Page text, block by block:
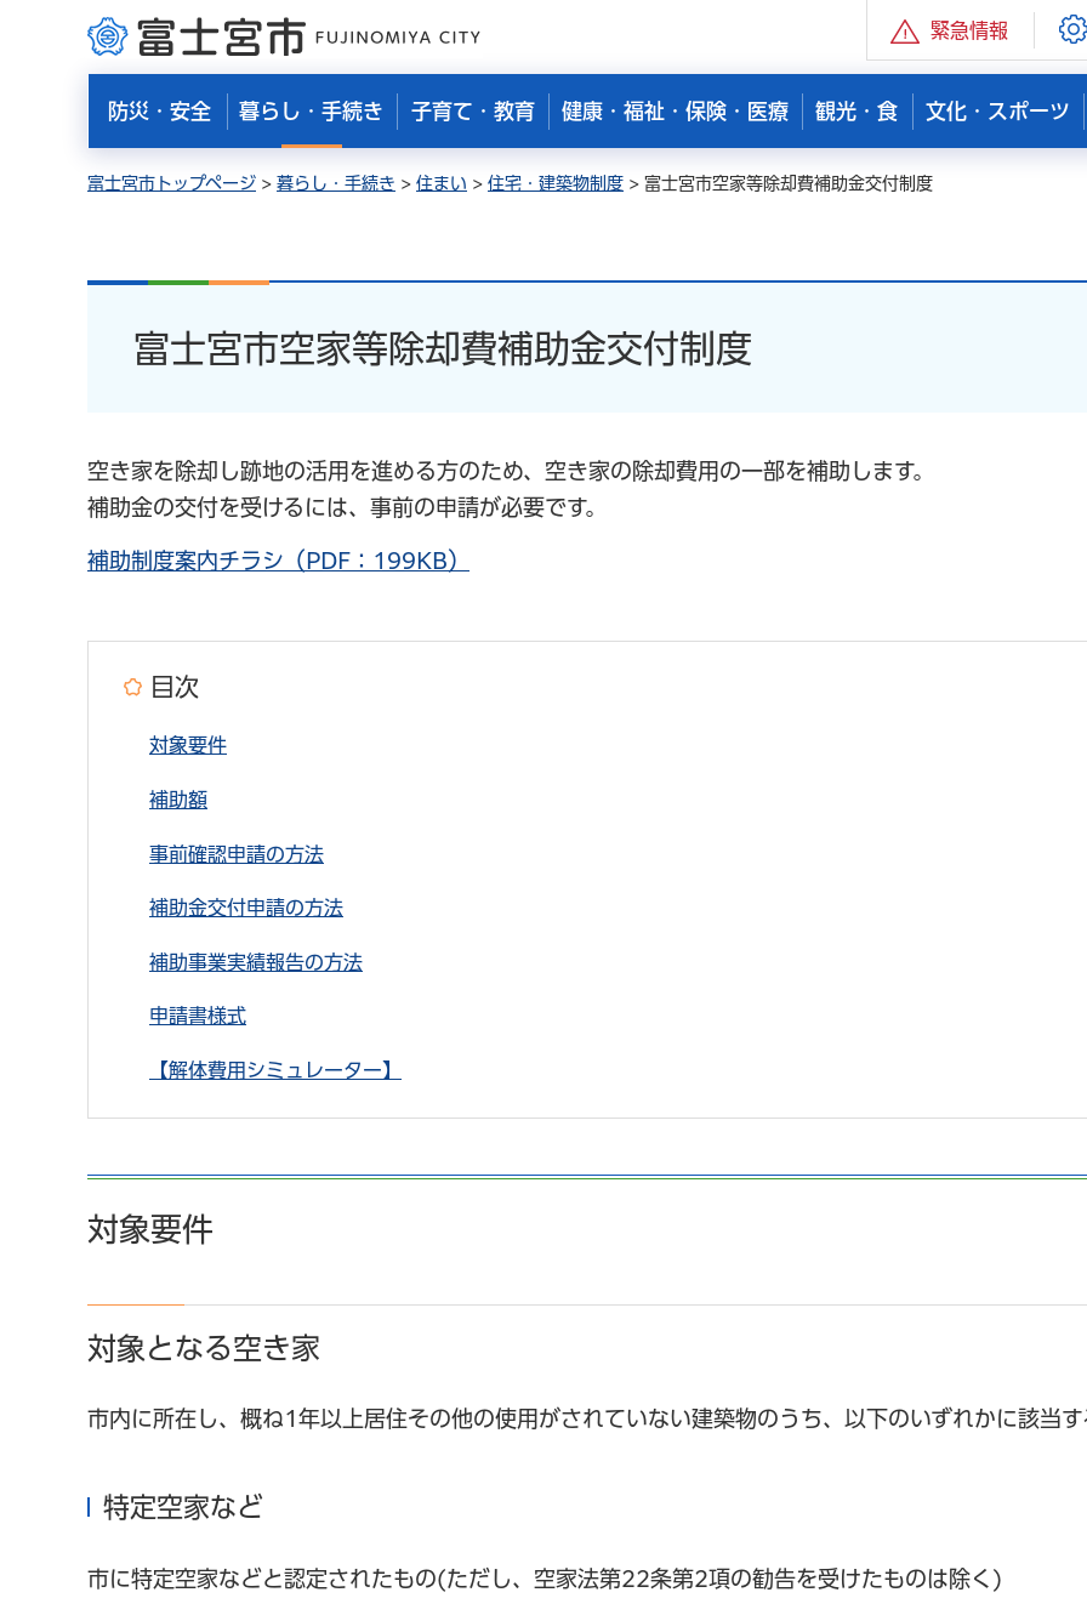
富士宮市 緊急情報
防災・安全 暮らし・手続き 子育て・教育 健康・福祉・保険・医療 観光・食 文化・スポーツ
富士宮市トップページ > 暮らし・手続き > 住まい > 住宅・建築物制度 > 富士宮市空家等除却費補助金交付制度
富士宮市空家等除却費補助金交付制度
空き家を除却し跡地の活用を進める方のため、空き家の除却費用の一部を補助します。
補助金の交付を受けるには、事前の申請が必要です。
補助制度案内チラシ（PDF：199KB）
目次
対象要件
補助額
事前確認申請の方法
補助金交付申請の方法
補助事業実績報告の方法
申請書様式
【解体費用シミュレーター】
対象要件
対象となる空き家
市内に所在し、概ね1年以上居住その他の使用がされていない建築物のうち、以下のいずれかに該当
特定空家など
市に特定空家などと認定されたもの(ただし、空家法第22条第2項の勧告を受けたものは除く)